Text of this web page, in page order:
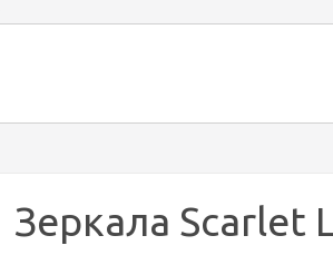
Зеркала Scarlet